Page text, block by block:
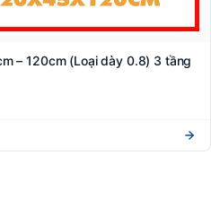
– 120cm (Loại dày 0.8) 3 tầng